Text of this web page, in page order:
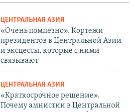
ЦЕНТРАЛЬНАЯ АЗИЯ
«Очень помпезно». Кортежи
президентов в Центральной Азии
и эксцессы, которые с ними
связывают
ЦЕНТРАЛЬНАЯ АЗИЯ
«Краткосрочное решение».
Почему амнистии в Центральной